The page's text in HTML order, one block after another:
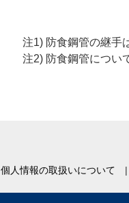
注1)防食鋼管の継手
注2)防食鋼管につい
個人情報の取扱いについて